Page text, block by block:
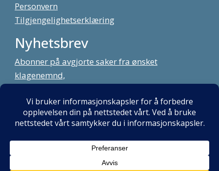
Personvern
Tilgjengelighetserklæring
Nyhetsbrev
Abonner på avgjorte saker fra ønsket
klagenemnd,